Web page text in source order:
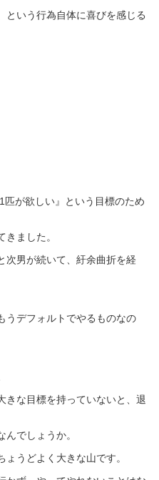
という行為自体に喜びを感じる
が欲しい』という目標のため
きました。
次男が続いて、紆余曲折を経
うデフォルトでやるものなの
きな目標を持っていないと、退
でしょうか。
うどよく大きな山です。